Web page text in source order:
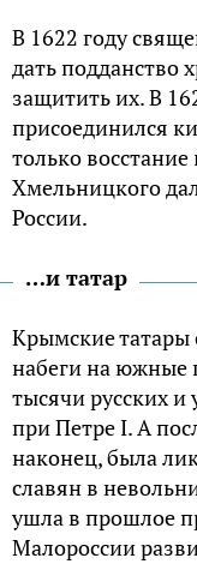
В 1622 году
дать подданство
защитить их. В
присоединился
только
Хмельницкого
России.
…и татар
Крымские татары
набеги на южные
тысячи русских
при Петре I. А
наконец, была
славян в
ушла в прошлое
Малороcсии